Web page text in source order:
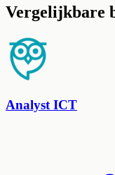
Vergelijkbare
Analyst ICT